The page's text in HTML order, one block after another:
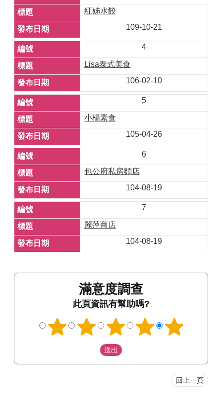
紅姊水餃
109-10-21
4
Lisa泰式美食
106-02-10
5
小楊素食
105-04-26
6
包公府私房麵店
104-08-19
7
麗萍商店
104-08-19
滿意度調查
此頁資訊有幫助嗎?
回上一頁